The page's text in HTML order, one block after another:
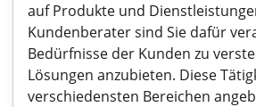
auf Produkte und
Kundenberater sind Sie dafür
Bedürfnisse der Kunden zu
Lösungen anzubieten. Diese
verschiedensten Bereichen